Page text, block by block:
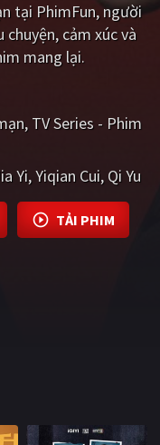
tại PhimFun, người
cảm xúc và
mang lại.
TV Series - Phim
Yi Yiqian Cui Qi Yu
TẢI PHIM